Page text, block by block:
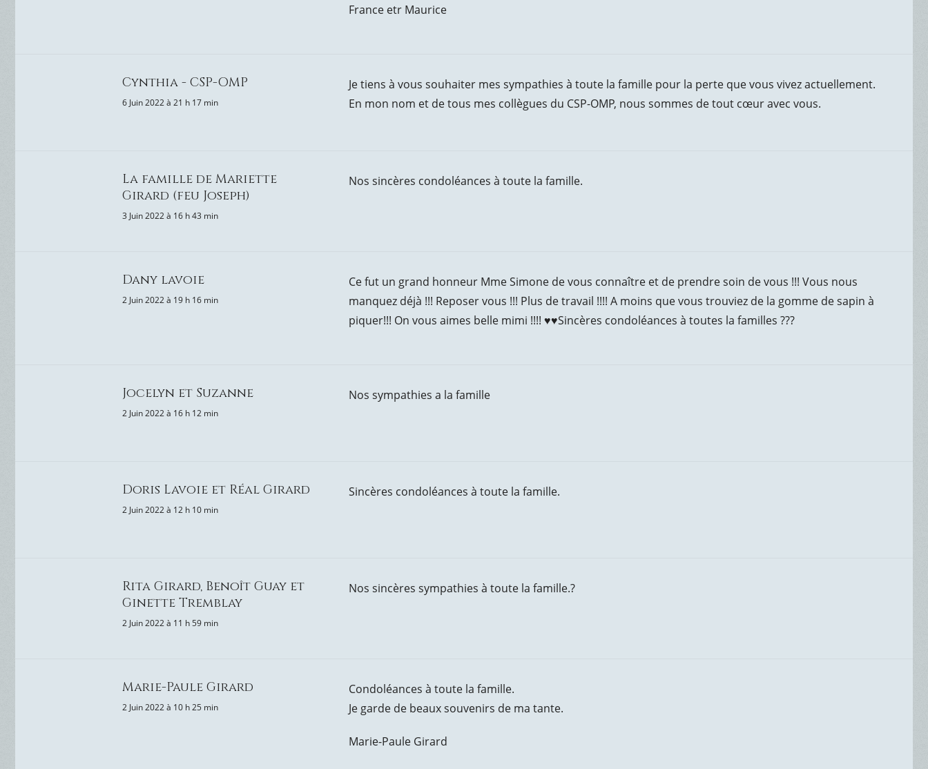
France etr Maurice
Cynthia - CSP-OMP
6 Juin 2022 à 21 h 17 min
Je tiens à vous souhaiter mes sympathies à toute la famille pour la perte que vous vivez actuellement.
En mon nom et de tous mes collègues du CSP-OMP, nous sommes de tout cœur avec vous.
La famille de Mariette
Girard (feu Joseph)
3 Juin 2022 à 16 h 43 min
Nos sincères condoléances à toute la famille.
Dany lavoie
2 Juin 2022 à 19 h 16 min
Ce fut un grand honneur Mme Simone de vous connaître et de prendre soin de vous !!! Vous nous
manquez déjà !!! Reposer vous !!! Plus de travail !!!! A moins que vous trouviez de la gomme de sapin à
piquer!!! On vous aimes belle mimi !!!! ♥️♥️Sincères condoléances à toutes la familles ???
Jocelyn et Suzanne
2 Juin 2022 à 16 h 12 min
Nos sympathies a la famille
Doris Lavoie et Réal Girard
2 Juin 2022 à 12 h 10 min
Sincères condoléances à toute la famille.
Rita Girard, Benoît Guay et
Ginette Tremblay
2 Juin 2022 à 11 h 59 min
Nos sincères sympathies à toute la famille.?
Marie-Paule Girard
2 Juin 2022 à 10 h 25 min
Condoléances à toute la famille.
Je garde de beaux souvenirs de ma tante.
Marie-Paule Girard